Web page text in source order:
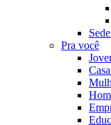
Pra você